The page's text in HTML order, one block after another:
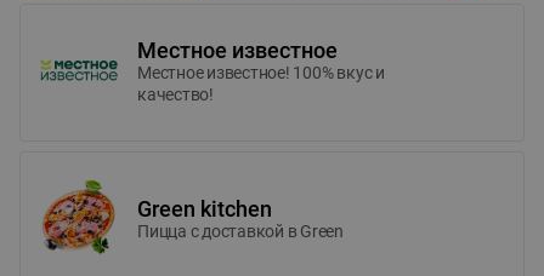
Местное известное
Местное известное! 100% вкус и
качество!
Green kitchen
Пицца c доставкой в Green